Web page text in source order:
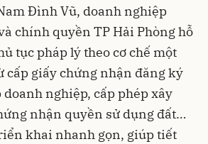
Đình Vũ, doanh nghiệp
chính quyền TP Hải Phòng hỗ
tục pháp lý theo cơ chế một
cấp giấy chứng nhận đăng ký
nghiệp, cấp phép xây
nhận quyền sử dụng đất…
khai nhanh gọn, giúp tiết